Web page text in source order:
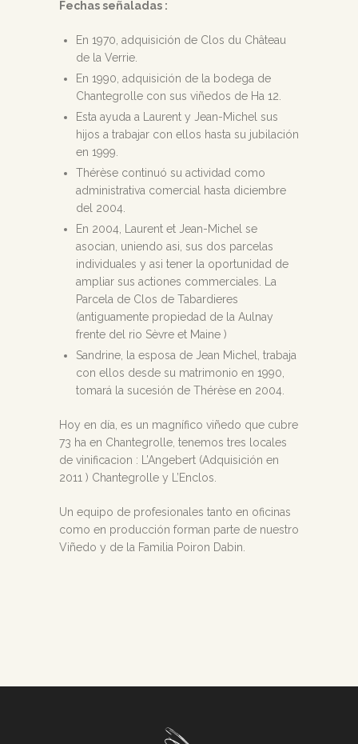
Fechas señaladas :
En 1970, adquisición de Clos du Château
de la Verrie.
En 1990, adquisición de la bodega de
Chantegrolle con sus viñedos de Ha 12.
Esta ayuda a Laurent y Jean-Michel sus
hijos a trabajar con ellos hasta su jubilación
en 1999.
Thérèse continuó su actividad como
administrativa comercial hasta diciembre
del 2004.
En 2004, Laurent et Jean-Michel se
asocian, uniendo asi, sus dos parcelas
individuales y asi tener la oportunidad de
ampliar sus actiones commerciales. La
Parcela de Clos de Tabardieres
(antiguamente propiedad de la Aulnay
frente del rio Sèvre et Maine )
Sandrine, la esposa de Jean Michel, trabaja
con ellos desde su matrimonio en 1990,
tomará la sucesión de Thérèse en 2004.
Hoy en día, es un magnífico viñedo que cubre
73 ha en Chantegrolle, tenemos tres locales
de vinificacion : L’Angebert (Adquisición en
2011 ) Chantegrolle y L’Enclos.
Un equipo de profesionales tanto en oficinas
como en producción forman parte de nuestro
Viñedo y de la Familia Poiron Dabin.